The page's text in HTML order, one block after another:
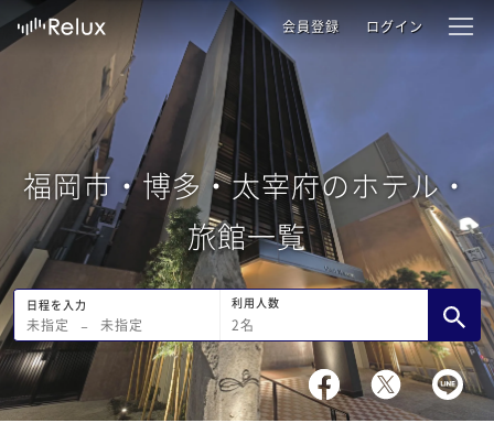
会員登録 ログイン
福岡市・博多・太宰府のホテル・
旅館一覧
日程を入力
未指定 − 未指定
利用人数
2名